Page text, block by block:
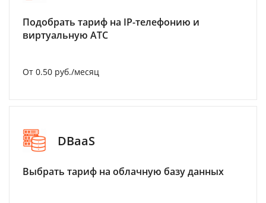
Подобрать тариф на IP-телефонию и
виртуальную АТС
От 0.50 руб./месяц
DBaaS
Выбрать тариф на облачную базу данных